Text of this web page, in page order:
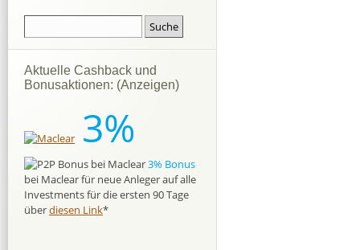
Aktuelle Cashback und
Bonusaktionen: (Anzeigen)
3%
3% Bonus
bei Maclear für neue Anleger auf alle
Investments für die ersten 90 Tage
überdiesen Link*